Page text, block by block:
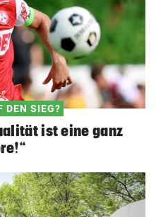
DEN SIEG?
ist eine ganz